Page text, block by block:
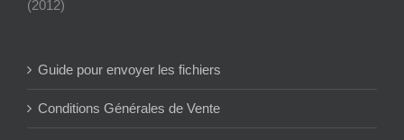
(2012)
Guide pour envoyer les fichiers
Conditions Générales de Vente